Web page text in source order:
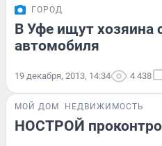
ГОРОД
В Уфе ищут хозяина
автомобиля
19 декабря, 2013, 14:34 4 438
МОЙ ДОМ НЕДВИЖИМОСТЬ
НОСТРОЙ